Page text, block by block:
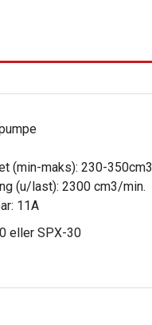
(min-maks): 230-350cm3
(u/last): 2300 cm3/min.
11A
eller SPX-30